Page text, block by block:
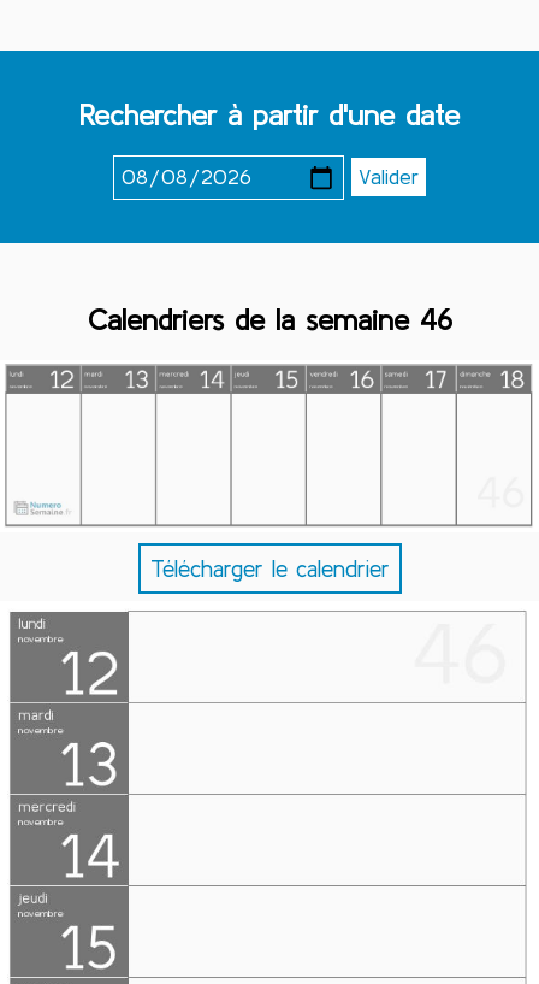
Rechercher à partir d'une date
Calendriers de la semaine 46
Télécharger le calendrier